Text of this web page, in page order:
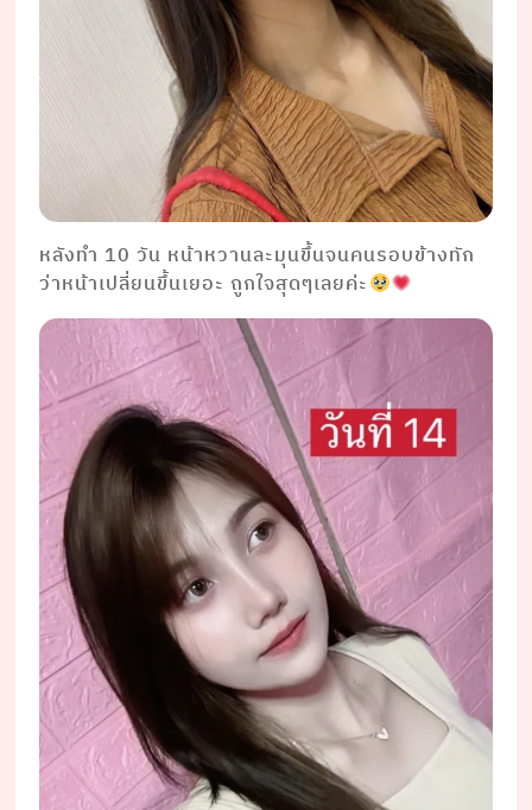
หลังทำ 10 วัน หน้าหวานละมุนขึ้นจนคนรอบข้างทัก
ว่าหน้าเปลี่ยนขึ้นเยอะ ถูกใจสุดๆเลยค่ะ